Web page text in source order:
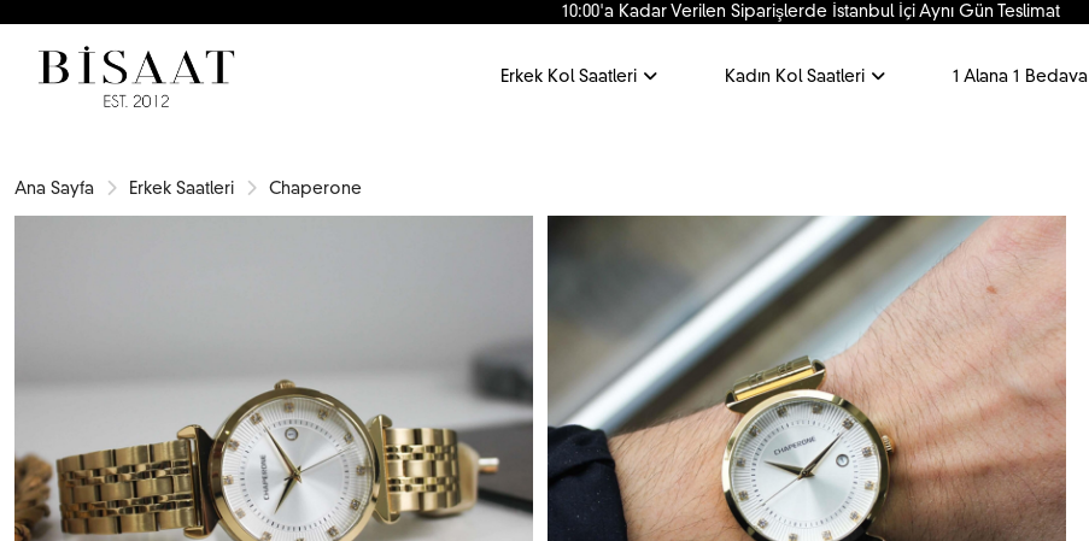
10:00'a Kadar Verilen Siparişlerde İstanbul İçi Aynı Gün Teslimat
Erkek Kol Saatleri Kadın Kol Saatleri 1 Alana 1 Bedava
Ana Sayfa Erkek Saatleri Chaperone